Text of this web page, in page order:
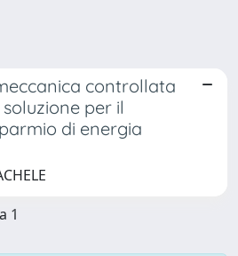
controllata
per il
di energia
1